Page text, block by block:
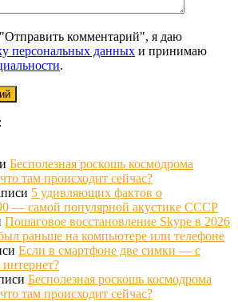
комментарий", я даю
персональных данных и принимаю
.
Бесполезная роскошь космодрома
там происходит сейчас?
5 удивляющих фактов о
— самой популярной акустике СССР
Пошаговое восстановление Skype в 2026
раньше на компьютере или телефоне
Если в смартфоне две симки — с
интернет?
Бесполезная роскошь космодрома
там происходит сейчас?